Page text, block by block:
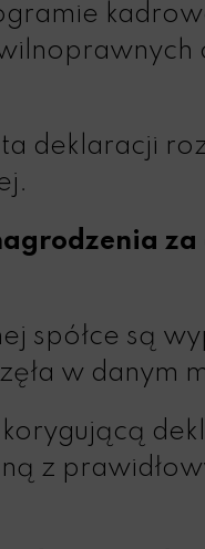
deklaracji
za
spółce są
w danym
z